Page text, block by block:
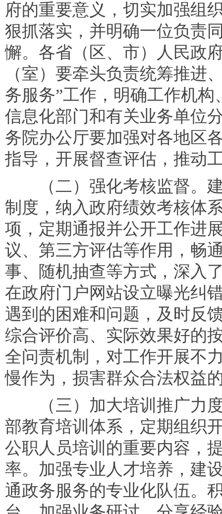
府的重要意义，切实加强组
狠抓落实，并明确一位负责
懈。各省（区、市）人民政
（室）要牵头负责统筹推进
务服务”工作，明确工作机
信息化部门和有关业务单位
务院办公厅要加强对各地区
指导，开展督查评估，推动
（二）强化考核监督。建
制度，纳入政府绩效考核体
项，定期通报并公开工作进
议、第三方评估等作用，畅
事、随机抽查等方式，深入
在政府门户网站设立曝光纠
遇到的困难和问题，及时反
综合评价高、实际效果好的
全问责机制，对工作开展不
慢作为，损害群众合法权益
（三）加大培训推广力度
部教育培训体系，定期组织
公职人员培训的重要内容，
率。加强专业人才培养，建
通政务服务的专业化队伍。